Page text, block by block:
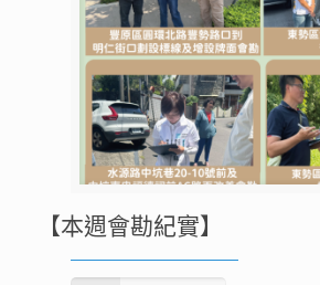
【本週會勘紀實】